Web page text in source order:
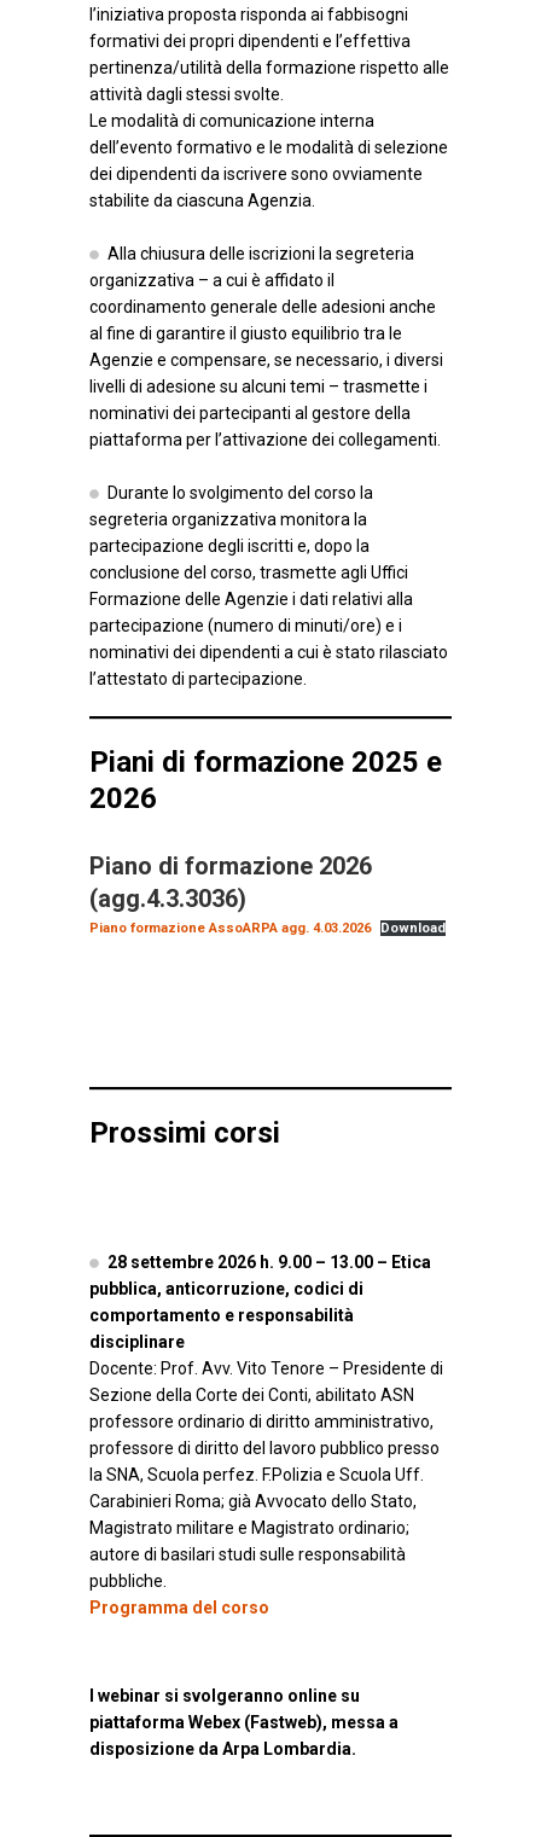
l’iniziativa proposta risponda ai fabbisogni
formativi dei propri dipendenti e l’effettiva
pertinenza/utilità della formazione rispetto alle
attività dagli stessi svolte.
Le modalità di comunicazione interna
dell’evento formativo e le modalità di selezione
dei dipendenti da iscrivere sono ovviamente
stabilite da ciascuna Agenzia.
Alla chiusura delle iscrizioni la segreteria
organizzativa – a cui è affidato il
coordinamento generale delle adesioni anche
al fine di garantire il giusto equilibrio tra le
Agenzie e compensare, se necessario, i diversi
livelli di adesione su alcuni temi – trasmette i
nominativi dei partecipanti al gestore della
piattaforma per l’attivazione dei collegamenti.
Durante lo svolgimento del corso la
segreteria organizzativa monitora la
partecipazione degli iscritti e, dopo la
conclusione del corso, trasmette agli Uffici
Formazione delle Agenzie i dati relativi alla
partecipazione (numero di minuti/ore) e i
nominativi dei dipendenti a cui è stato rilasciato
l’attestato di partecipazione.
Piani di formazione 2025 e
2026
Piano di formazione 2026
(agg.4.3.3036)
Piano formazione AssoARPA agg. 4.03.2026 Download
Prossimi corsi
28 settembre 2026 h. 9.00 – 13.00 – Etica
pubblica, anticorruzione, codici di
comportamento e responsabilità
disciplinare
Docente: Prof. Avv. Vito Tenore – Presidente di
Sezione della Corte dei Conti, abilitato ASN
professore ordinario di diritto amministrativo,
professore di diritto del lavoro pubblico presso
la SNA, Scuola perfez. F.Polizia e Scuola Uff.
Carabinieri Roma; già Avvocato dello Stato,
Magistrato militare e Magistrato ordinario;
autore di basilari studi sulle responsabilità
pubbliche.
Programma del corso
I webinar si svolgeranno online su
piattaforma Webex (Fastweb), messa a
disposizione da Arpa Lombardia.